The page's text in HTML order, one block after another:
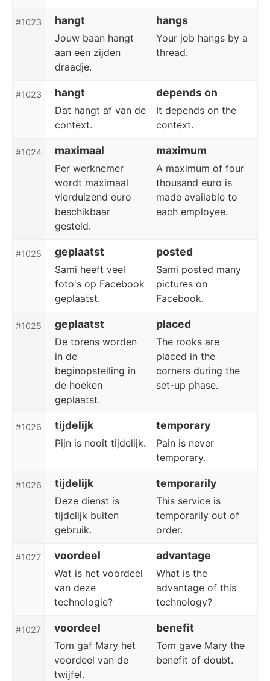
#1023 hangt hangs
Jouw baan hangt
aan een zijden
draadje.
Your job hangs by a
thread.
#1023 hangt depends on
Dat hangt af van de
context.
It depends on the
context.
#1024 maximaal maximum
Per werknemer
wordt maximaal
vierduizend euro
beschikbaar
gesteld.
A maximum of four
thousand euro is
made available to
each employee.
#1025 geplaatst posted
Sami heeft veel
foto's op Facebook
geplaatst.
Sami posted many
pictures on
Facebook.
#1025 geplaatst placed
De torens worden
in de
beginopstelling in
de hoeken
geplaatst.
The rooks are
placed in the
corners during the
set-up phase.
#1026 tijdelijk temporary
Pijn is nooit tijdelijk.
Pain is never
temporary.
#1026 tijdelijk temporarily
Deze dienst is
tijdelijk buiten
gebruik.
This service is
temporarily out of
order.
#1027 voordeel advantage
Wat is het voordeel
van deze
technologie?
What is the
advantage of this
technology?
#1027 voordeel benefit
Tom gaf Mary het
voordeel van de
twijfel.
Tom gave Mary the
benefit of doubt.